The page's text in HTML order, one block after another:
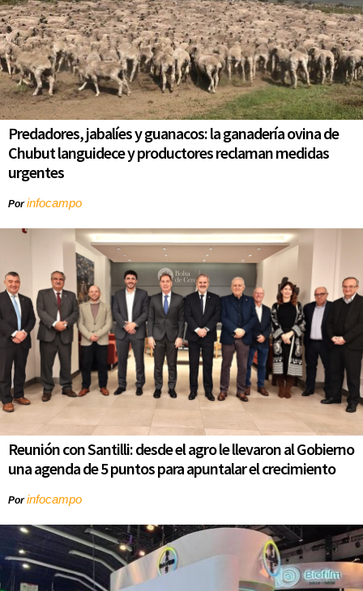
Predadores, jabalíes y guanacos: la ganadería ovina de
Chubut languidece y productores reclaman medidas
urgentes
Porinfocampo
Reunión con Santilli: desde el agro le llevaron al Gobierno
una agenda de 5 puntos para apuntalar el crecimiento
Porinfocampo